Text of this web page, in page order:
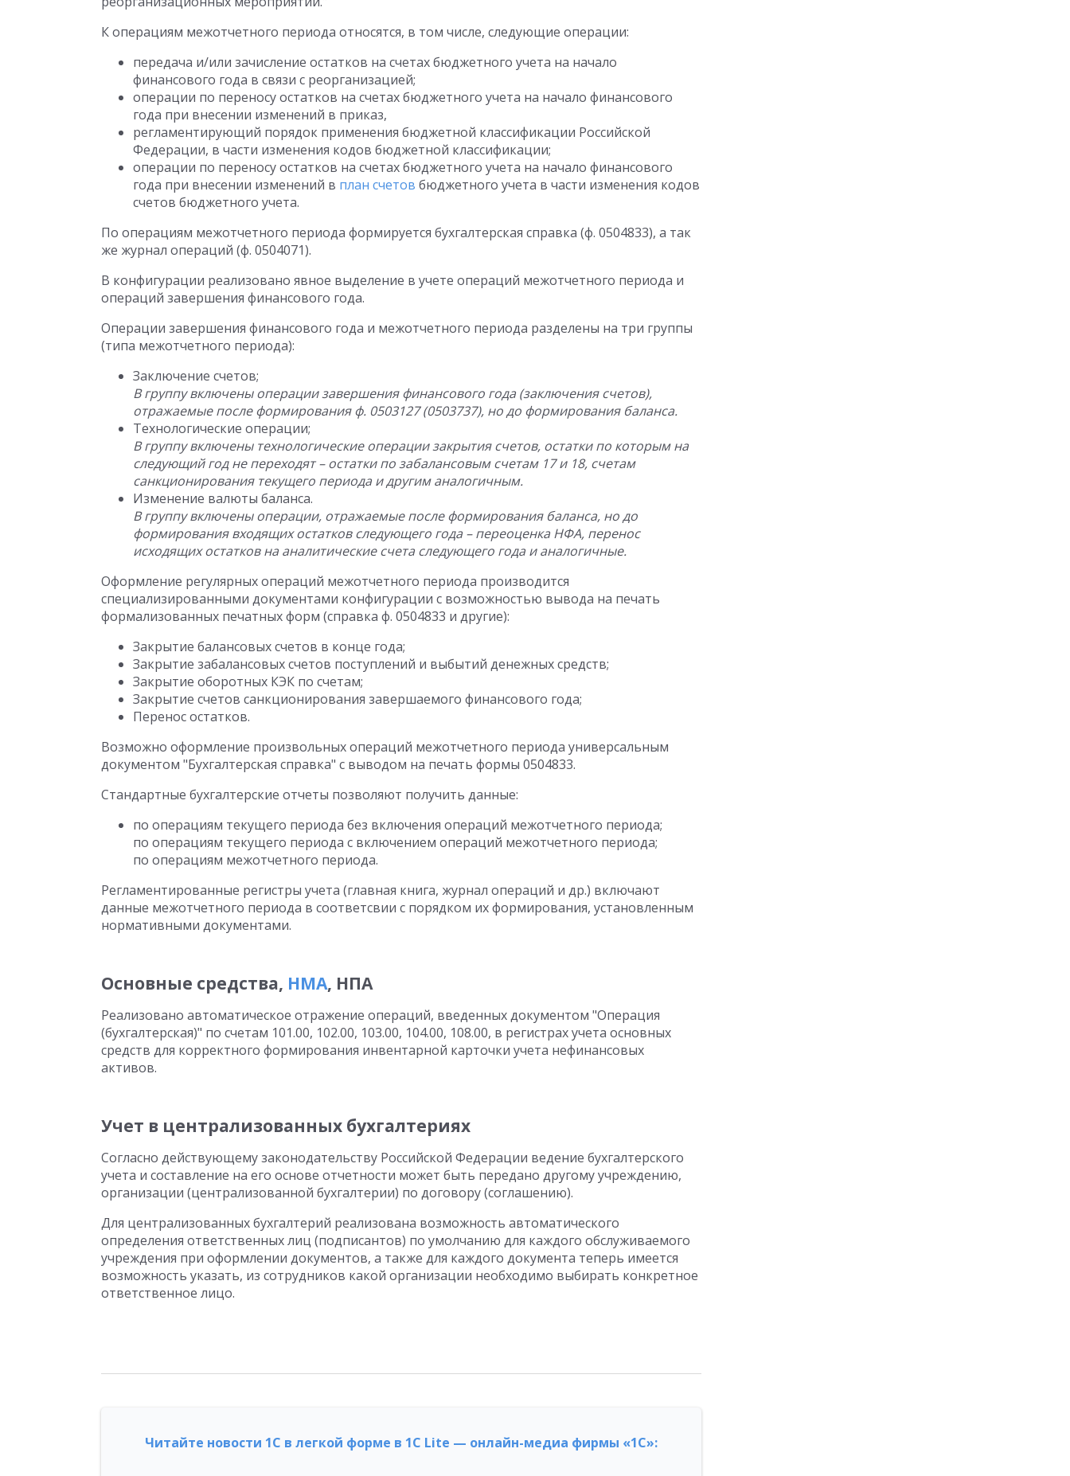
К операциям межотчетного периода относятся, в том числе, следующие операции:
передача и/или зачисление остатков на счетах бюджетного учета на начало
финансового года в связи с реорганизацией;
операции по переносу остатков на счетах бюджетного учета на начало финансового
года при внесении изменений в приказ,
регламентирующий порядок применения бюджетной классификации Российской
Федерации, в части изменения кодов бюджетной классификации;
операции по переносу остатков на счетах бюджетного учета на начало финансового
года при внесении изменений в план счетов бюджетного учета в части изменения кодов
счетов бюджетного учета.
По операциям межотчетного периода формируется бухгалтерская справка (ф. 0504833), а так
же журнал операций (ф. 0504071).
В конфигурации реализовано явное выделение в учете операций межотчетного периода и
операций завершения финансового года.
Операции завершения финансового года и межотчетного периода разделены на три группы
(типа межотчетного периода):
Заключение счетов;
В группу включены операции завершения финансового года (заключения счетов),
отражаемые после формирования ф. 0503127 (0503737), но до формирования баланса.
Технологические операции;
В группу включены технологические операции закрытия счетов, остатки по которым на
следующий год не переходят – остатки по забалансовым счетам 17 и 18, счетам
санкционирования текущего периода и другим аналогичным.
Изменение валюты баланса.
В группу включены операции, отражаемые после формирования баланса, но до
формирования входящих остатков следующего года – переоценка НФА, перенос
исходящих остатков на аналитические счета следующего года и аналогичные.
Оформление регулярных операций межотчетного периода производится
специализированными документами конфигурации с возможностью вывода на печать
формализованных печатных форм (справка ф. 0504833 и другие):
Закрытие балансовых счетов в конце года;
Закрытие забалансовых счетов поступлений и выбытий денежных средств;
Закрытие оборотных КЭК по счетам;
Закрытие счетов санкционирования завершаемого финансового года;
Перенос остатков.
Возможно оформление произвольных операций межотчетного периода универсальным
документом "Бухгалтерская справка" с выводом на печать формы 0504833.
Стандартные бухгалтерские отчеты позволяют получить данные:
по операциям текущего периода без включения операций межотчетного периода;
по операциям текущего периода с включением операций межотчетного периода;
по операциям межотчетного периода.
Регламентированные регистры учета (главная книга, журнал операций и др.) включают
данные межотчетного периода в соответсвии с порядком их формирования, установленным
нормативными документами.
Основные средства, НМА, НПА
Реализовано автоматическое отражение операций, введенных документом "Операция
(бухгалтерская)" по счетам 101.00, 102.00, 103.00, 104.00, 108.00, в регистрах учета основных
средств для корректного формирования инвентарной карточки учета нефинансовых
активов.
Учет в централизованных бухгалтериях
Согласно действующему законодательству Российской Федерации ведение бухгалтерского
учета и составление на его основе отчетности может быть передано другому учреждению,
организации (централизованной бухгалтерии) по договору (соглашению).
Для централизованных бухгалтерий реализована возможность автоматического
определения ответственных лиц (подписантов) по умолчанию для каждого обслуживаемого
учреждения при оформлении документов, а также для каждого документа теперь имеется
возможность указать, из сотрудников какой организации необходимо выбирать конкретное
ответственное лицо.
Читайте новости 1С в легкой форме в 1С Lite — онлайн-медиа фирмы «1С»: